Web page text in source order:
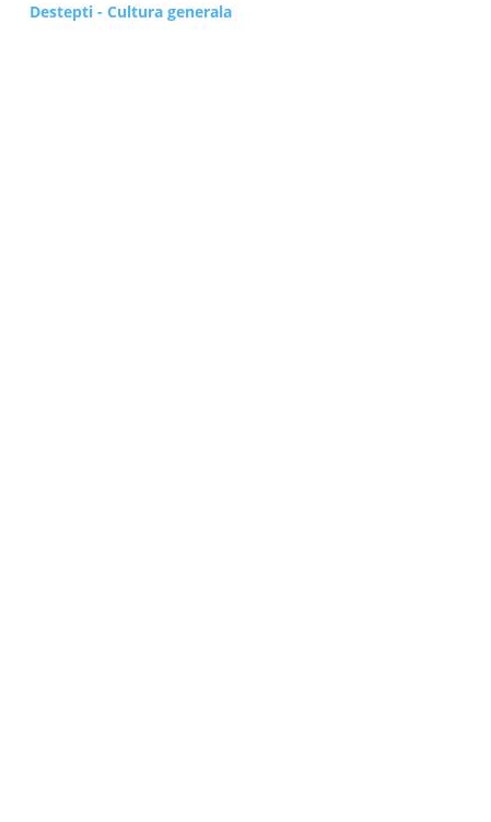
Destepti - Cultura generala